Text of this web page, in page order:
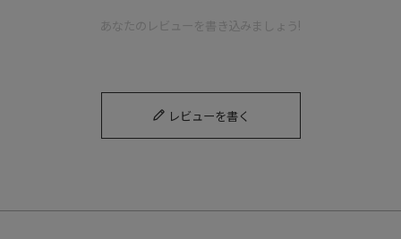
あなたのレビューを書き込みましょう!
レビューを書く